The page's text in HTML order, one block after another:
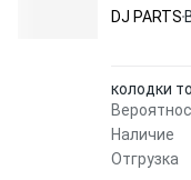
DJ PARTS
колодки
Наличие
Отгрузка